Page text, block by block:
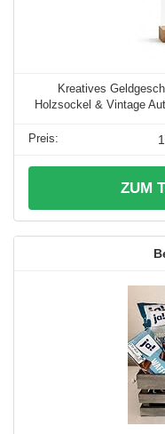
Kreatives
Holzsockel & Vintage
ZUM